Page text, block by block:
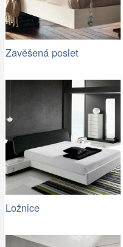
Zavěšená poslet
Ložnice